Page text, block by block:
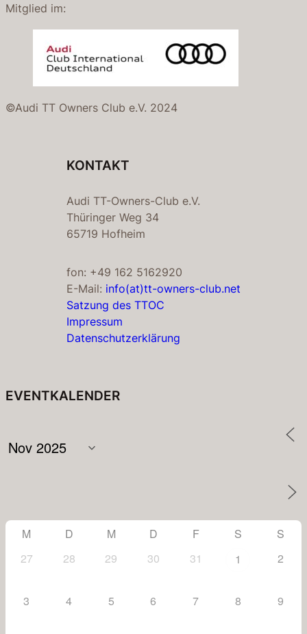
Mitglied im:
©Audi TT Owners Club e.V. 2024
KONTAKT
Audi TT-Owners-Club e.V.
Thüringer Weg 34
65719 Hofheim
fon: +49 162 5162920
E-Mail: info(at)tt-owners-club.net
Satzung des TTOC
Impressum
Datenschutzerklärung
EVENTKALENDER
M D M D F S
S
27
28 29 30 31 1 2
3 4 5 6 7 8 9